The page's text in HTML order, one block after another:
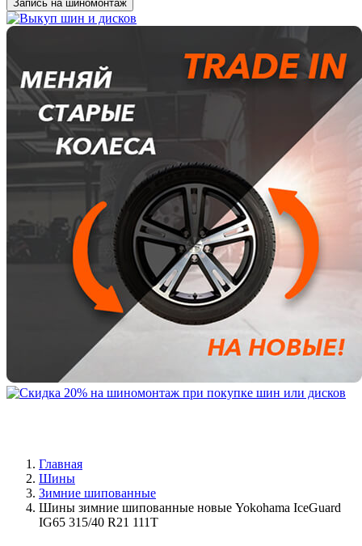
Запись на шиномонтаж
Главная
Шины
Зимние шипованные
Шины зимние шипованные новые Yokohama IceGuard
IG65 315/40 R21 111T